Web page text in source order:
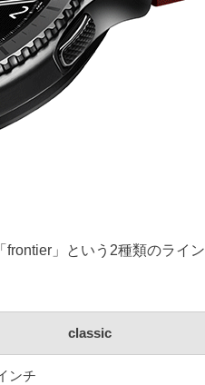
」という2種類のライン
classic
ンチ